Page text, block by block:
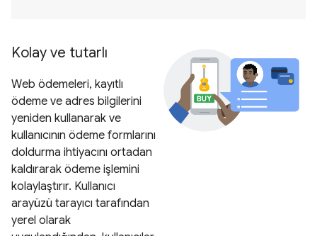
Kolay ve tutarlı
Web ödemeleri, kayıtlı
ödeme ve adres bilgilerini
yeniden kullanarak ve
kullanıcının ödeme formlarını
doldurma ihtiyacını ortadan
kaldırarak ödeme işlemini
kolaylaştırır. Kullanıcı
arayüzü tarayıcı tarafından
yerel olarak